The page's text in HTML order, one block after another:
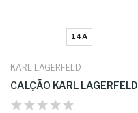
14A
KARL LAGERFELD
CALÇÃO KARL LAGERFELD